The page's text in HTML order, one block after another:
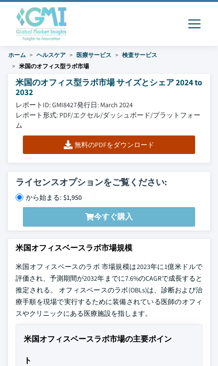
ホーム ヘルスケア 医療サービス
検査サービス
米国のオフィス型ラボ市場
米国のオフィス型ラボ市場 サイズとシェア 2024 to
2032
レポートID: GMI8427発行日: March 2024
レポート形式: PDF/エクセル/ダッシュボード/プラットフォー
ム
無料のPDFをダウンロード
ライセンスオプションをご覧ください:
から始まる: $1,950
今すぐ購入
米国オフィスベースラボ市場規模
米国オフィスベースのラボ 市場規模は2023年に1億米ドルで
評価され、予測期間が2032年までに7.6%のCAGRで成長すると
推定される。 オフィスベースのラボ(OBLs)は、診断および治
療手順を現場で実行するために装備されている医師のオフィ
スやクリニックにある医療施設を指します。
米国オフィスベースラボ市場の主要ポイン
ト